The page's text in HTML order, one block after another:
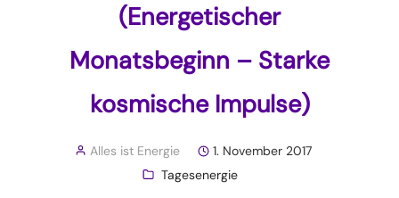
(Energetischer
Monatsbeginn – Starke
kosmische Impulse)
Alles ist Energie
1. November 2017
Tagesenergie